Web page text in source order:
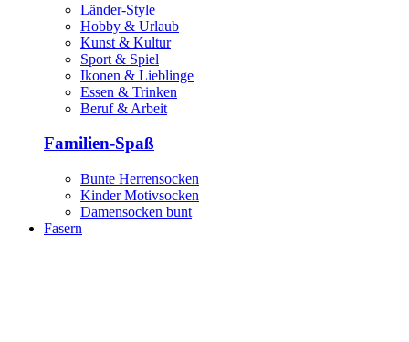
Länder-Style
Hobby & Urlaub
Kunst & Kultur
Sport & Spiel
Ikonen & Lieblinge
Essen & Trinken
Beruf & Arbeit
Familien-Spaß
Bunte Herrensocken
Kinder Motivsocken
Damensocken bunt
Fasern